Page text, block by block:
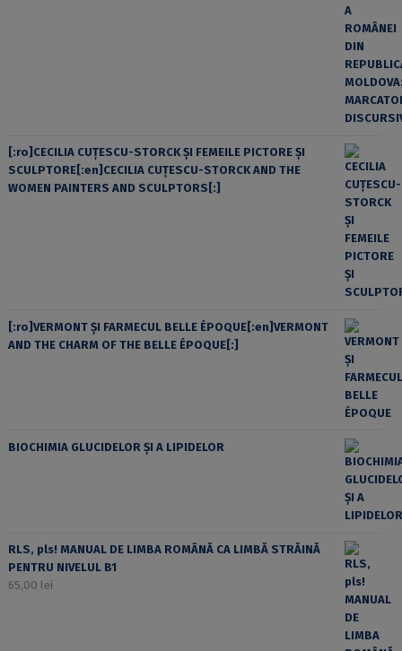
[:ro]CECILIA CUŢESCU-STORCK ŞI FEMEILE PICTORE ŞI
SCULPTORE[:en]CECILIA CUŢESCU-STORCK AND THE
WOMEN PAINTERS AND SCULPTORS[:]
[:ro]VERMONT ȘI FARMECUL BELLE ÉPOQUE[:en]VERMONT
AND THE CHARM OF THE BELLE ÉPOQUE[:]
BIOCHIMIA GLUCIDELOR ȘI A LIPIDELOR
RLS, pls! MANUAL DE LIMBA ROMÂNĂ CA LIMBĂ STRĂINĂ
PENTRU NIVELUL B1
65,00 lei